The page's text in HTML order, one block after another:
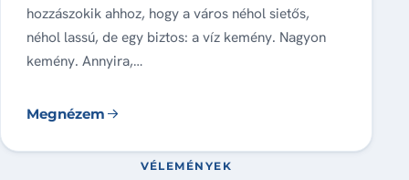
hozzászokik ahhoz, hogy a város néhol sietős,
néhol lassú, de egy biztos: a víz kemény. Nagyon
kemény. Annyira,…
Megnézem
VÉLEMÉNYEK